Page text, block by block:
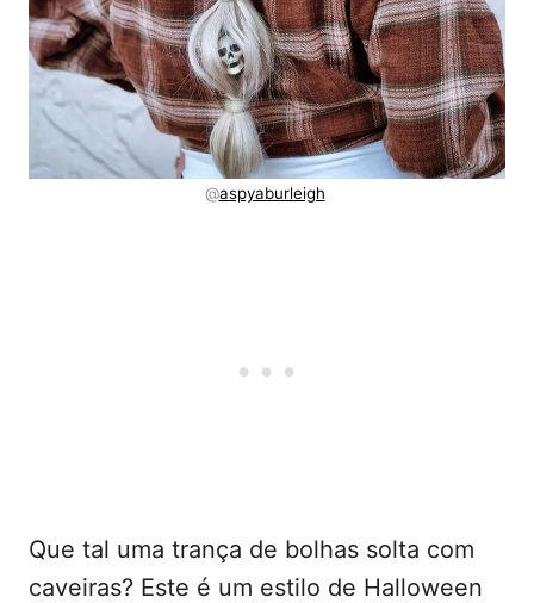
@aspyaburleigh
Que tal uma trança de bolhas solta com
caveiras? Este é um estilo de Halloween